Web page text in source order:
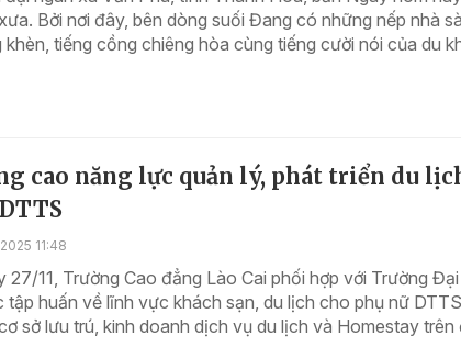
Bởi nơi đây, bên dòng suối Đang có những nếp nhà
khèn, tiếng cồng chiêng hòa cùng tiếng cười nói của du
cao năng lực quản lý, phát triển du
11:48
27/11, Trường Cao đẳng Lào Cai phối hợp với Trường
tập huấn về lĩnh vực khách sạn, du lịch cho phụ nữ
sở lưu trú, kinh doanh dịch vụ du lịch và Homestay trên